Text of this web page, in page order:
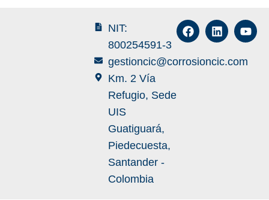
NIT:
800254591-3
gestioncic@corrosioncic.com
Km. 2 Vía
Refugio, Sede
UIS
Guatiguará,
Piedecuesta,
Santander -
Colombia